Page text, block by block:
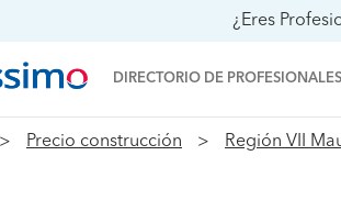
¿Eres
DIRECTORIO DE PROFESIONALES
Precio construcción Región VII